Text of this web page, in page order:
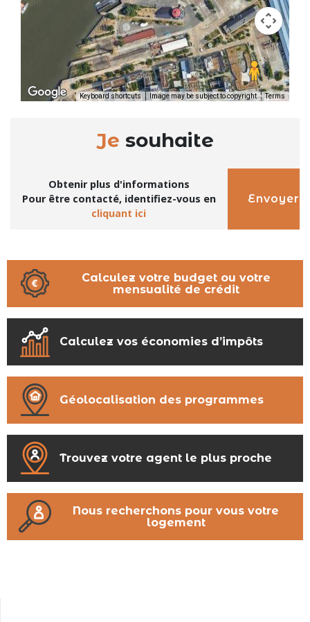
Keyboard shortcuts Image may be subject to copyright Terms
Je souhaite
Obtenir plus d'informations
Pour être contacté, identifiez-vous en
cliquant ici
Envoyer
Calculez votre budget ou votre
mensualité de crédit
Calculez vos économies d’impôts
Géolocalisation des programmes
Trouvez votre agent le plus proche
Nous recherchons pour vous votre
logement